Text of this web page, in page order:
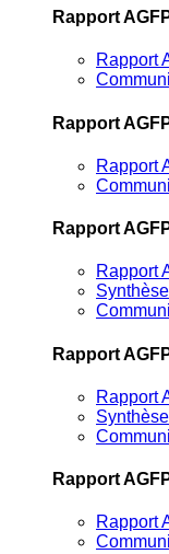
Rapport
Rapport
Rapport
Rapport
Rapport
Rapport
Rapport
Rapport
Rapport
Rapport